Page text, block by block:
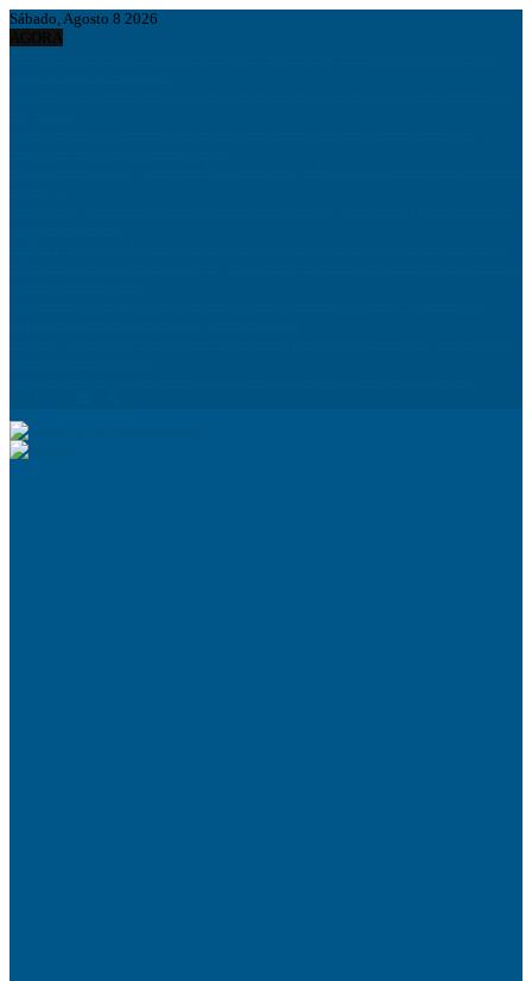
Sábado, Agosto 8 2026